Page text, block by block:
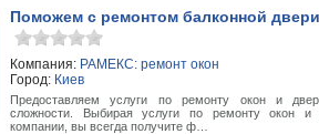
Поможем с ремонтом балконной двери
Компания: РАМЕКС: ремонт окон
Город: Киев
Предоставляем услуги по ремонту окон и
сложности. Выбирая услуги по ремонту окон
компании, вы всегда получите ф…